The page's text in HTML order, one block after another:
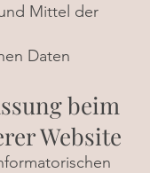
Mittel der
Daten
beim
Website